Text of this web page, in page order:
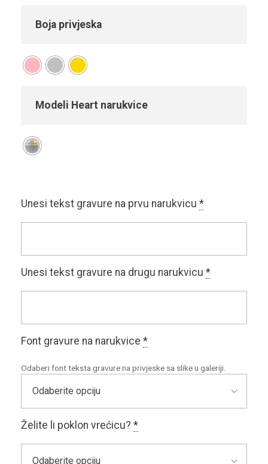
Boja privjeska
Modeli Heart narukvice
Unesi tekst gravure na prvu narukvicu *
Unesi tekst gravure na drugu narukvicu *
Font gravure na narukvice *
Odaberi font teksta gravure na privjeske sa slike u galeriji.
Želite li poklon vrećicu? *